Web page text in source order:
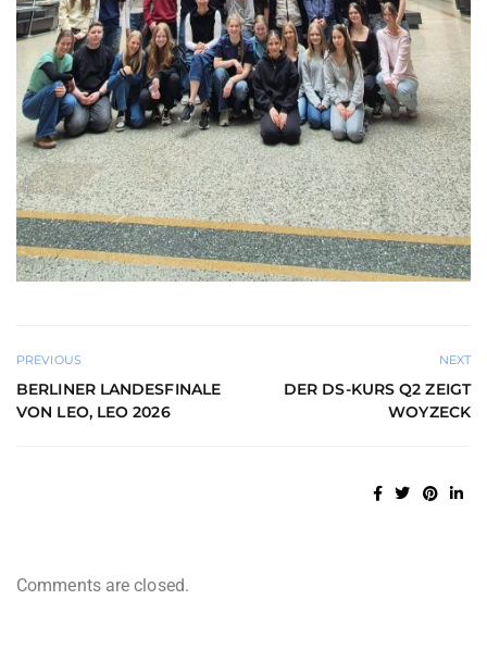
PREVIOUS
BERLINER LANDESFINALE
VON LEO, LEO 2026
NEXT
DER DS-KURS Q2 ZEIGT
WOYZECK
Comments are closed.